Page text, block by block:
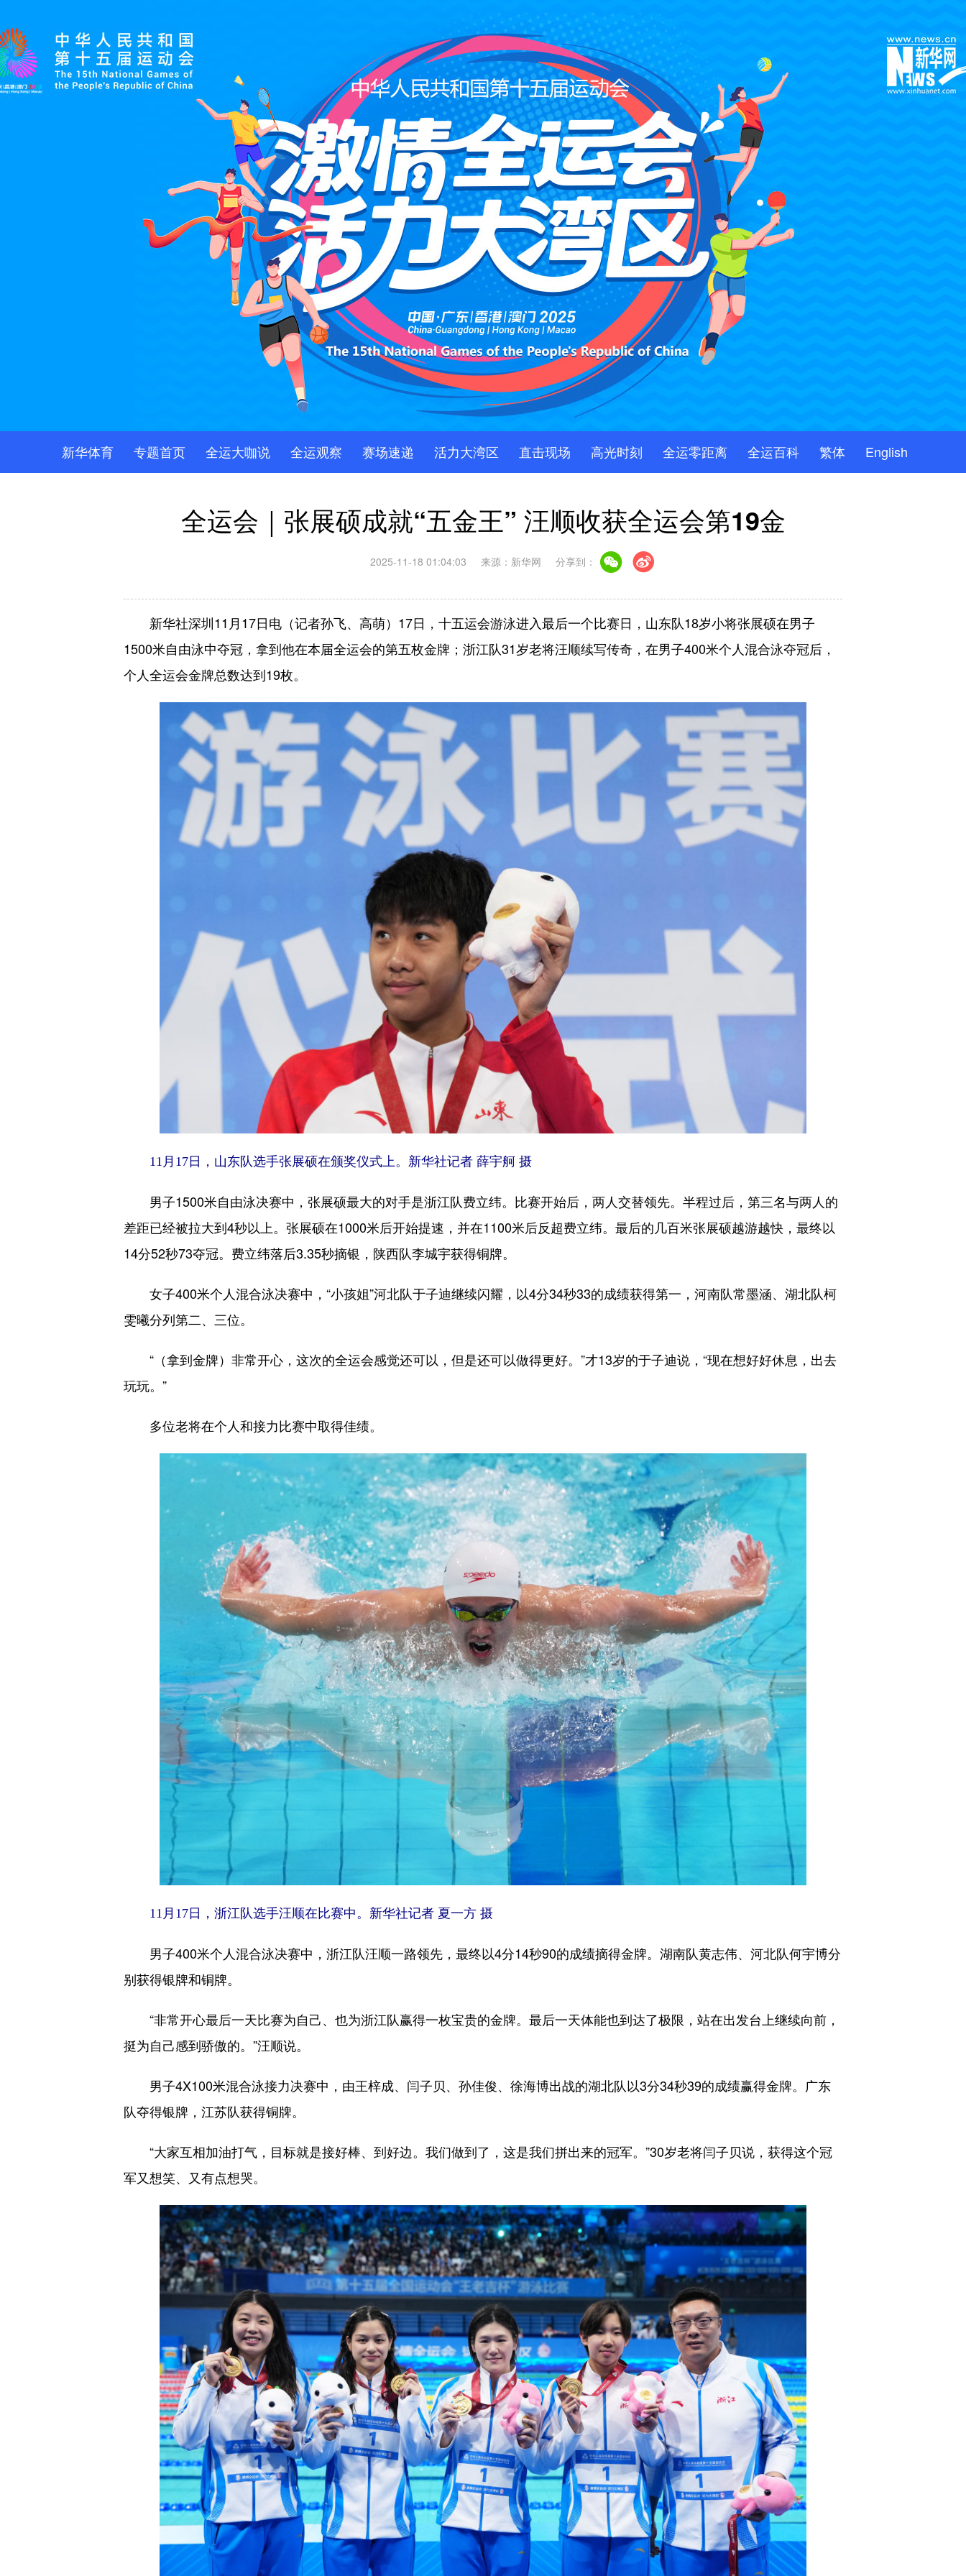
新华体育 专题首页 全运大咖说 全运观察 赛场速递 活力大湾区 直击现场 高光时刻 全运零距离 全运百科 繁体 English
全运会｜张展硕成就“五金王” 汪顺收获全运会第19金
2025-11-18 01:04:03 来源：新华网 分享到：
新华社深圳11月17日电（记者孙飞、高萌）17日，十五运会游泳进入最后一个比赛日，山东队18岁小将张展硕在男子
1500米自由泳中夺冠，拿到他在本届全运会的第五枚金牌；浙江队31岁老将汪顺续写传奇，在男子400米个人混合泳夺冠后，
个人全运会金牌总数达到19枚。
11月17日，山东队选手张展硕在颁奖仪式上。新华社记者 薛宇舸 摄
男子1500米自由泳决赛中，张展硕最大的对手是浙江队费立纬。比赛开始后，两人交替领先。半程过后，第三名与两人的
差距已经被拉大到4秒以上。张展硕在1000米后开始提速，并在1100米后反超费立纬。最后的几百米张展硕越游越快，最终以
14分52秒73夺冠。费立纬落后3.35秒摘银，陕西队李城宇获得铜牌。
女子400米个人混合泳决赛中，“小孩姐”河北队于子迪继续闪耀，以4分34秒33的成绩获得第一，河南队常墨涵、湖北队柯
雯曦分列第二、三位。
“（拿到金牌）非常开心，这次的全运会感觉还可以，但是还可以做得更好。”才13岁的于子迪说，“现在想好好休息，出去
玩玩。”
多位老将在个人和接力比赛中取得佳绩。
11月17日，浙江队选手汪顺在比赛中。新华社记者 夏一方 摄
男子400米个人混合泳决赛中，浙江队汪顺一路领先，最终以4分14秒90的成绩摘得金牌。湖南队黄志伟、河北队何宇博分
别获得银牌和铜牌。
“非常开心最后一天比赛为自己、也为浙江队赢得一枚宝贵的金牌。最后一天体能也到达了极限，站在出发台上继续向前，
挺为自己感到骄傲的。”汪顺说。
男子4X100米混合泳接力决赛中，由王梓成、闫子贝、孙佳俊、徐海博出战的湖北队以3分34秒39的成绩赢得金牌。广东
队夺得银牌，江苏队获得铜牌。
“大家互相加油打气，目标就是接好棒、到好边。我们做到了，这是我们拼出来的冠军。”30岁老将闫子贝说，获得这个冠
军又想笑、又有点想哭。